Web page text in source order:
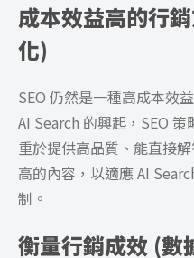
成本效益高的行
化)
SEO 仍然是一種高成本效
AI Search 的興起，SEO
重於提供高品質、能直接
高的內容，以適應 AI
制。
衡量行銷成效 (數